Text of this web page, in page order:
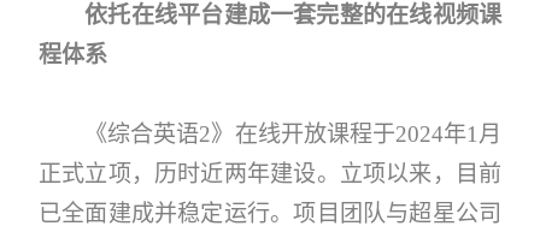
依托在线平台建成一套完整的在线视频课
程体系
《综合英语2》在线开放课程于2024年1月
正式立项，历时近两年建设。立项以来，目前
已全面建成并稳定运行。项目团队与超星公司